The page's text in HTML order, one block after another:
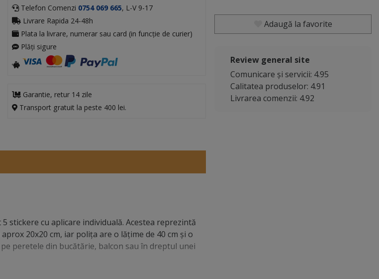
Telefon Comenzi 0754 069 665, L-V 9-17
Livrare Rapida 24-48h
Plata la livrare, numerar sau card (in funcție de curier)
Plăți sigure
Garantie, retur 14 zile
Transport gratuit la peste 400 lei.
stickere cu aplicare individuală. Acestea reprezintă
20x20 cm, iar poliţa are o lăţime de 40 cm şi o
peretele din bucătărie, balcon sau în dreptul unei
Adaugă la favorite
Review general site
Comunicare și servicii: 4.95
Calitatea produselor: 4.91
Livrarea comenzii: 4.92